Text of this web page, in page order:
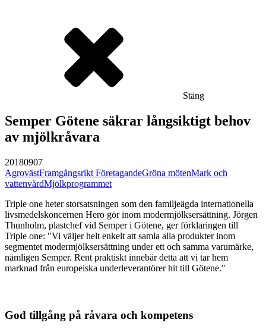
Stäng
Semper Götene säkrar långsiktigt behov
av mjölkråvara
20180907
AgrovästFramgångsrikt FöretagandeGröna mötenMark och
vattenvårdMjölkprogrammet
Triple one heter storsatsningen som den familjeägda internationella
livsmedelskoncernen Hero gör inom modermjölksersättning. Jörgen
Thunholm, plastchef vid Semper i Götene, ger förklaringen till
Triple one: "Vi väljer helt enkelt att samla alla produkter inom
segmentet modermjölksersättning under ett och samma varumärke,
nämligen Semper. Rent praktiskt innebär detta att vi tar hem
marknad från europeiska underleverantörer hit till Götene."
God tillgång på råvara och kompetens